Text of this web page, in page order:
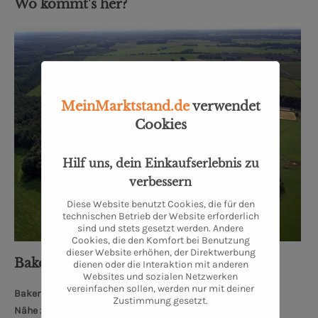
Wo kommt's her?
Bakenhus Biofleisch GmbH
Bakenhuser Esch 8, 26197 Großenkneten
Nähe zum Oldenburger Schloss: 34 km
MeinMarktstand.deverwendet
Cookies
Hilf uns, dein Einkaufserlebnis zu
verbessern
Diese Website benutzt Cookies, die für den
technischen Betrieb der Website erforderlich
sind und stets gesetzt werden. Andere
Cookies, die den Komfort bei Benutzung
dieser Website erhöhen, der Direktwerbung
dienen oder die Interaktion mit anderen
Websites und sozialen Netzwerken
vereinfachen sollen, werden nur mit deiner
Zustimmung gesetzt.